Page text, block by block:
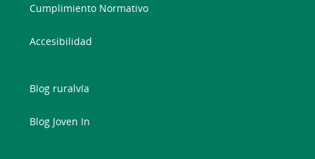
Cumplimiento Normativo
Accesibilidad
Blog ruralvía
Blog Joven In